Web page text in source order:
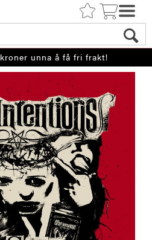
kroner unna å få fri frakt!